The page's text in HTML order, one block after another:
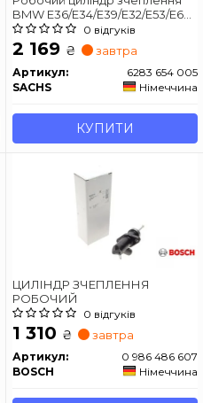
BMW E36/E34/E39/E32/E53/E63
"94-10
0 відгуків
2 169 ₴ завтра
Артикул:
6283 654 005
SACHS
Німеччина
КУПИТИ
ЦИЛІНДР ЗЧЕПЛЕННЯ
РОБОЧИЙ
0 відгуків
1 310 ₴ завтра
Артикул:
0 986 486 607
BOSCH
Німеччина